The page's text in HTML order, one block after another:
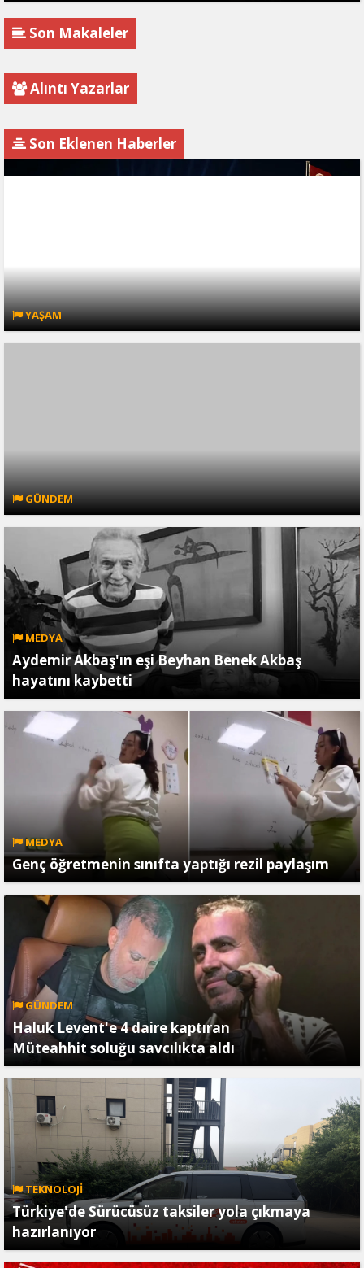
Son Makaleler
Alıntı Yazarlar
Son Eklenen Haberler
YAŞAM
GÜNDEM
MEDYA
Aydemir Akbaş'ın eşi Beyhan Benek Akbaş
hayatını kaybetti
MEDYA
Genç öğretmenin sınıfta yaptığı rezil paylaşım
GÜNDEM
Haluk Levent'e 4 daire kaptıran
Müteahhit soluğu savcılıkta aldı
TEKNOLOJİ
Türkiye'de Sürücüsüz taksiler yola çıkmaya
hazırlanıyor